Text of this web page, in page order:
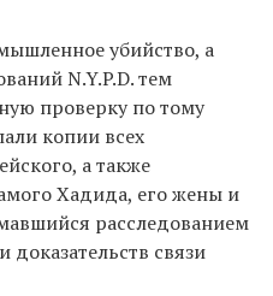
убийство, а
N.Y.P.D. тем
проверку по тому
копии всех
а также
Хадида, его жены и
расследованием
связи